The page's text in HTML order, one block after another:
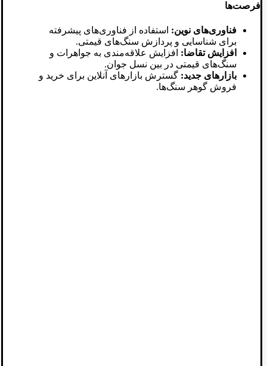
فرصت‌ها
فناوری‌های نوین: استفاده از فناوری‌های پیشرفته
برای شناسایی و پردازش سنگ‌های قیمتی.
افزایش تقاضا: افزایش علاقه‌مندی به جواهرات و
سنگ‌های قیمتی در بین نسل جوان.
بازارهای جدید: گسترش بازارهای آنلاین برای خرید و
فروش گوهر سنگ‌ها.